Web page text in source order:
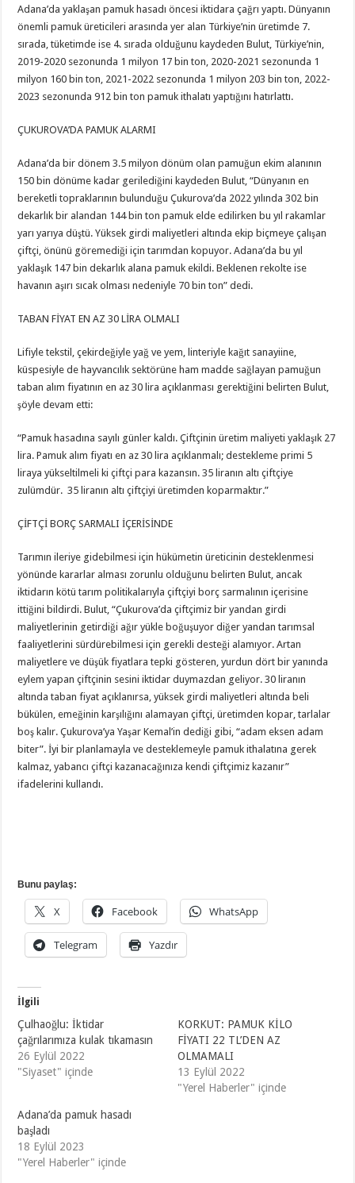
Adana’da yaklaşan pamuk hasadı öncesi iktidara çağrı yaptı. Dünyanın
önemli pamuk üreticileri arasında yer alan Türkiye’nin üretimde 7.
sırada, tüketimde ise 4. sırada olduğunu kaydeden Bulut, Türkiye’nin,
2019-2020 sezonunda 1 milyon 17 bin ton, 2020-2021 sezonunda 1
milyon 160 bin ton, 2021-2022 sezonunda 1 milyon 203 bin ton, 2022-
2023 sezonunda 912 bin ton pamuk ithalatı yaptığını hatırlattı.
ÇUKUROVA’DA PAMUK ALARMI
Adana’da bir dönem 3.5 milyon dönüm olan pamuğun ekim alanının
150 bin dönüme kadar gerilediğini kaydeden Bulut, “Dünyanın en
bereketli topraklarının bulunduğu Çukurova’da 2022 yılında 302 bin
dekarlık bir alandan 144 bin ton pamuk elde edilirken bu yıl rakamlar
yarı yarıya düştü. Yüksek girdi maliyetleri altında ekip biçmeye çalışan
çiftçi, önünü göremediği için tarımdan kopuyor. Adana’da bu yıl
yaklaşık 147 bin dekarlık alana pamuk ekildi. Beklenen rekolte ise
havanın aşırı sıcak olması nedeniyle 70 bin ton” dedi.
TABAN FİYAT EN AZ 30 LİRA OLMALI
Lifiyle tekstil, çekirdeğiyle yağ ve yem, linteriyle kağıt sanayiine,
küspesiyle de hayvancılık sektörüne ham madde sağlayan pamuğun
taban alım fiyatının en az 30 lira açıklanması gerektiğini belirten Bulut,
şöyle devam etti:
“Pamuk hasadına sayılı günler kaldı. Çiftçinin üretim maliyeti yaklaşık 27
lira. Pamuk alım fiyatı en az 30 lira açıklanmalı; destekleme primi 5
liraya yükseltilmeli ki çiftçi para kazansın. 35 liranın altı çiftçiye
zulümdür. 35 liranın altı çiftçiyi üretimden koparmaktır.”
ÇİFTÇİ BORÇ SARMALI İÇERİSİNDE
Tarımın ileriye gidebilmesi için hükümetin üreticinin desteklenmesi
yönünde kararlar alması zorunlu olduğunu belirten Bulut, ancak
iktidarın kötü tarım politikalarıyla çiftçiyi borç sarmalının içerisine
ittiğini bildirdi. Bulut, “Çukurova’da çiftçimiz bir yandan girdi
maliyetlerinin getirdiği ağır yükle boğuşuyor diğer yandan tarımsal
faaliyetlerini sürdürebilmesi için gerekli desteği alamıyor. Artan
maliyetlere ve düşük fiyatlara tepki gösteren, yurdun dört bir yanında
eylem yapan çiftçinin sesini iktidar duymazdan geliyor. 30 liranın
altında taban fiyat açıklanırsa, yüksek girdi maliyetleri altında beli
bükülen, emeğinin karşılığını alamayan çiftçi, üretimden kopar, tarlalar
boş kalır. Çukurova’ya Yaşar Kemal’in dediği gibi, “adam eksen adam
biter”. İyi bir planlamayla ve desteklemeyle pamuk ithalatına gerek
kalmaz, yabancı çiftçi kazanacağınıza kendi çiftçimiz kazanır”
ifadelerini kullandı.
Bunu paylaş:
X Facebook WhatsApp
Telegram Yazdır
İlgili
Çulhaoğlu: İktidar
çağrılarımıza kulak tıkamasın
26 Eylül 2022
"Siyaset" içinde
KORKUT: PAMUK KİLO
FİYATI 22 TL’DEN AZ
OLMAMALI
13 Eylül 2022
"Yerel Haberler" içinde
Adana’da pamuk hasadı
başladı
18 Eylül 2023
"Yerel Haberler" içinde